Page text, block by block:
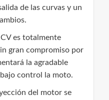
de las curvas y un
es totalmente
gran compromiso por
la agradable
control la moto.
del motor se